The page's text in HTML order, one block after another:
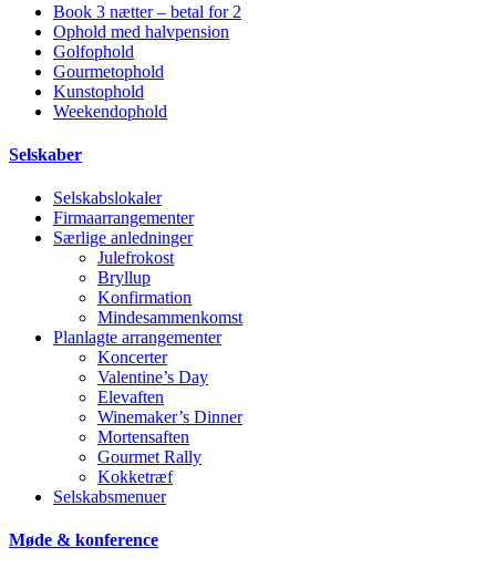
Book 3 nætter – betal for 2
Ophold med halv­pension
Golf­ophold
Gourmet­ophold
Kunst­ophold
Weekend­ophold
Selskaber
Selskabs­lokaler
Firmaarrangementer
Særlige anledninger
Julefrokost
Bryllup
Konfirmation
Mindesammenkomst
Planlagte arrangementer
Koncerter
Valentine’s Day
Elevaften
Winemaker’s Dinner
Mortensaften
Gourmet Rally
Kokketræf
Selskabsmenuer
Møde & konference